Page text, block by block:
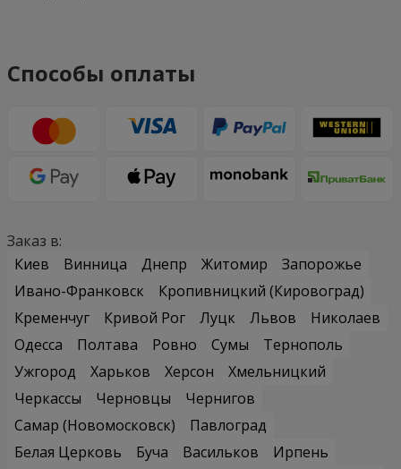
Способы оплаты
Заказ в:
Киев
Винница Днепр Житомир
Запорожье
Ивано-Франковск
Кропивницкий (Кировоград)
Кременчуг
Кривой Рог Луцк Львов
Николаев
Одесса
Полтава Ровно Сумы
Тернополь
Ужгород
Харьков Херсон
Хмельницкий
Черкассы
Черновцы
Чернигов
Самар (Новомосковск)
Павлоград
Белая Церковь
Буча Васильков
Ирпень